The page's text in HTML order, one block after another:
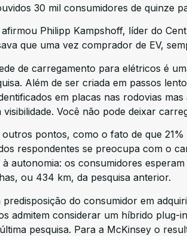
30 mil consumidores de quinze
afirmou Philipp Kampshoff, líder do
que uma vez comprador de EV,
de carregamento para elétricos é
Além de ser criada em passos
em placas nas rodovias
visibilidade. Você não pode deixar
outros pontos, como o fato de que
respondentes se preocupa com o
autonomia: os consumidores
ou 434 km, da pesquisa anterior.
do consumidor em
admitem considerar um híbrido plug-
pesquisa. Para a McKinsey o